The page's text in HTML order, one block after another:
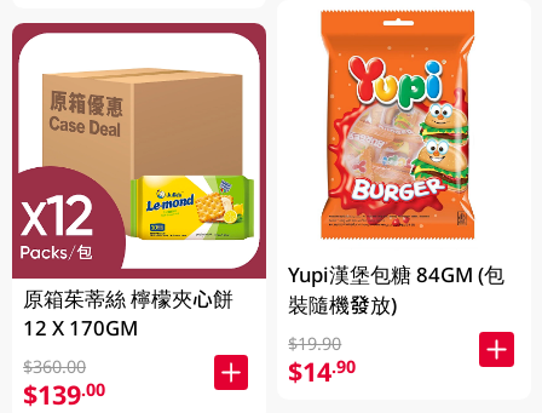
原箱茱蒂絲 檸檬夾心餅
12 X 170GM
$360.00
$139.00
Yupi漢堡包糖 84GM (包
裝隨機發放)
$19.90
$14.90